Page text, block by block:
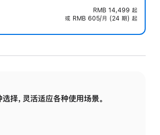
RMB 14,499 起
或 RMB 605/月 (24 期) 起
选择，灵活适应各种使用场景。